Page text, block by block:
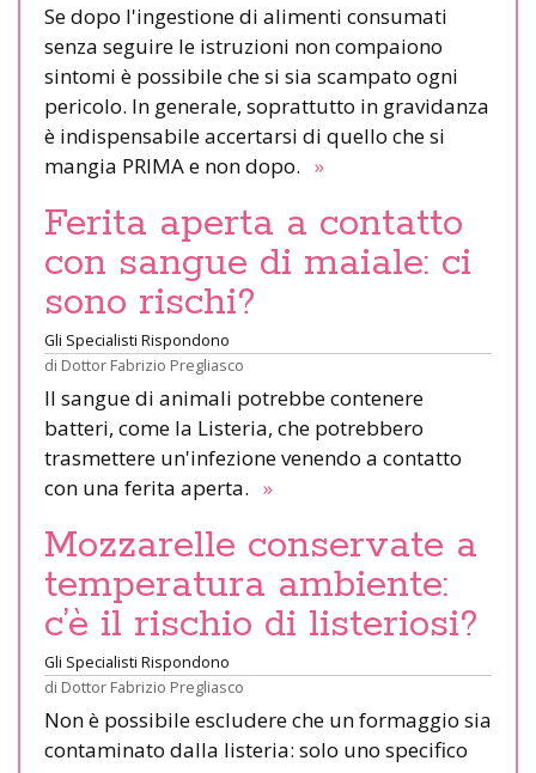
Se dopo l'ingestione di alimenti consumati
senza seguire le istruzioni non compaiono
sintomi è possibile che si sia scampato ogni
pericolo. In generale, soprattutto in gravidanza
è indispensabile accertarsi di quello che si
mangia PRIMA e non dopo. »
Ferita aperta a contatto
con sangue di maiale: ci
sono rischi?
Gli Specialisti Rispondono
di Dottor Fabrizio Pregliasco
Il sangue di animali potrebbe contenere
batteri, come la Listeria, che potrebbero
trasmettere un'infezione venendo a contatto
con una ferita aperta. »
Mozzarelle conservate a
temperatura ambiente:
c’è il rischio di listeriosi?
Gli Specialisti Rispondono
di Dottor Fabrizio Pregliasco
Non è possibile escludere che un formaggio sia
contaminato dalla listeria: solo uno specifico